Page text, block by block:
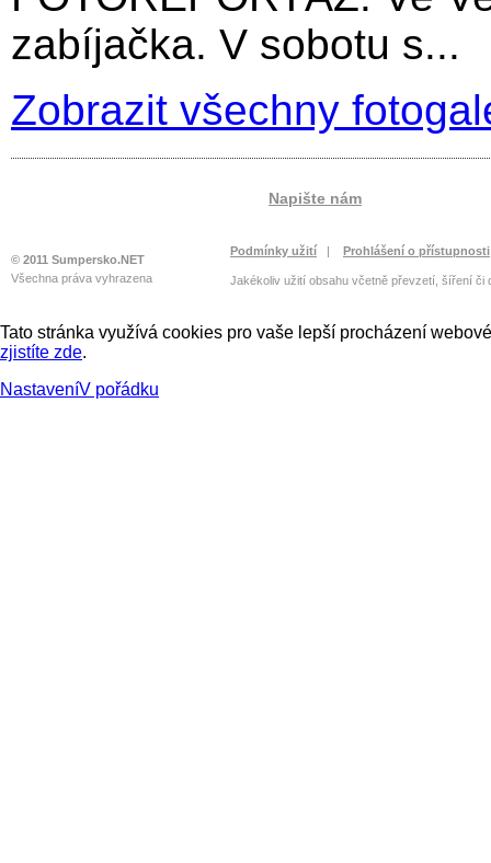
zabíjačka. V sobotu s...
Zobrazit všechny
© 2011 Sumpersko.NET
Všechna práva vyhrazena
Napište nám
Podmínky užití | Prohlášení o přístupnosti
Jakékoliv užití obsahu včetně převzetí, šíření či
Tato stránka využívá cookies pro vaše lepší procházení
zjistíte zde.
NastaveníV pořádku